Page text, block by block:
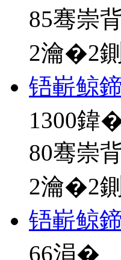
85骞崇
2瀹�2
铻嶄鲸
1300鍏
80骞崇
2瀹�2
铻嶄鲸
66涓�